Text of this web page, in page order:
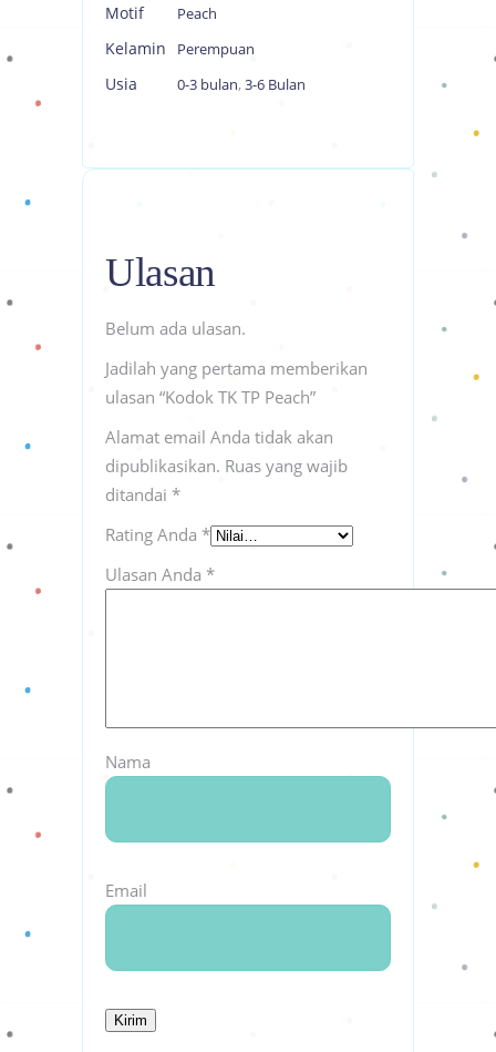
Motif Peach
Kelamin Perempuan
Usia 0-3 bulan, 3-6 Bulan
Ulasan
Belum ada ulasan.
Jadilah yang pertama memberikan
ulasan “Kodok TK TP Peach”
Alamat email Anda tidak akan
dipublikasikan. Ruas yang wajib
ditandai *
Rating Anda *
Ulasan Anda *
Nama
Email